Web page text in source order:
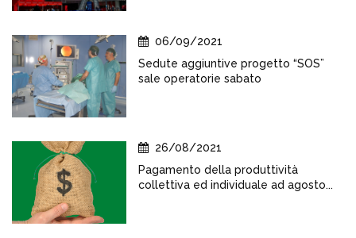
06/09/2021
Sedute aggiuntive progetto “SOS”
sale operatorie sabato
26/08/2021
Pagamento della produttività
collettiva ed individuale ad agosto...